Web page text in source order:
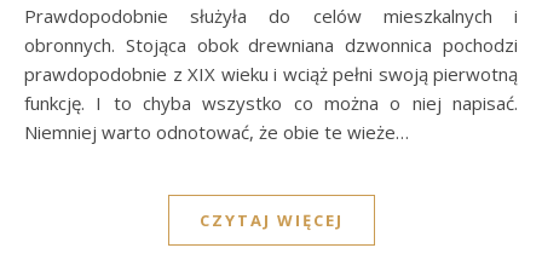
Prawdopodobnie służyła do celów mieszkalnych i
obronnych. Stojąca obok drewniana dzwonnica pochodzi
prawdopodobnie z XIX wieku i wciąż pełni swoją pierwotną
funkcję. I to chyba wszystko co można o niej napisać.
Niemniej warto odnotować, że obie te wieże…
CZYTAJ WIĘCEJ